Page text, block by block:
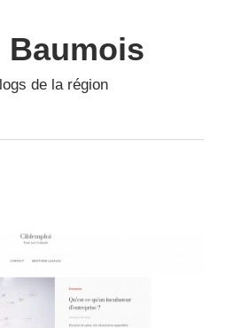
Baumois
de la région